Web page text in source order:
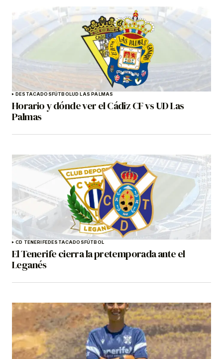
DESTACADOSFÚTBOLUD LAS PALMAS
Horario y dónde ver el Cádiz CF vs UD Las
Palmas
CD TENERIFEDESTACADOSFÚTBOL
El Tenerife cierra la pretemporada ante el
Leganés